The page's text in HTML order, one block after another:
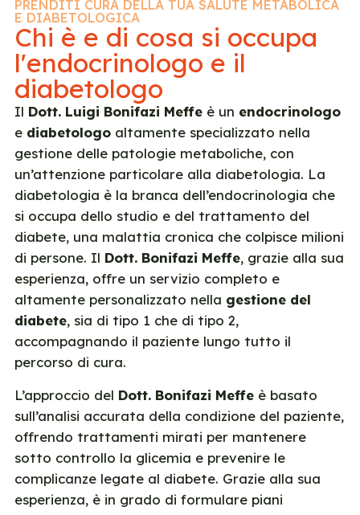
PRENDITI CURA DELLA TUA SALUTE METABOLICA
E DIABETOLOGICA
Chi è e di cosa si occupa
l'endocrinologo e il
diabetologo
Il Dott. Luigi Bonifazi Meffeè un endocrinologo
e diabetologoaltamente specializzato nella
gestione delle patologie metaboliche, con
un’attenzione particolare alla diabetologia. La
diabetologia è la branca dell’endocrinologia che
si occupa dello studio e del trattamento del
diabete, una malattia cronica che colpisce milioni
di persone. Il Dott. Bonifazi Meffe, grazie alla sua
esperienza, offre un servizio completo e
altamente personalizzato nella gestione del
diabete, sia di tipo 1 che di tipo 2,
accompagnando il paziente lungo tutto il
percorso di cura.
L’approccio del Dott. Bonifazi Meffeè basato
sull’analisi accurata della condizione del paziente,
offrendo trattamenti mirati per mantenere
sotto controllo la glicemia e prevenire le
complicanze legate al diabete. Grazie alla sua
esperienza, è in grado di formulare piani